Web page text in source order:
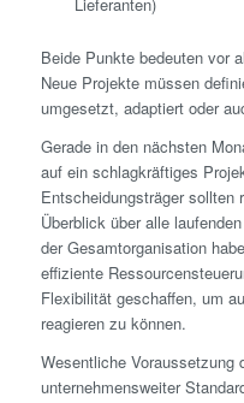
Beide Punkte bedeuten vor
Neue Projekte müssen
umgesetzt, adaptiert oder
Gerade in den nächsten
auf ein schlagkräftiges
Entscheidungsträger
Überblick über alle
der Gesamtorganisation
effiziente
Flexibilität geschaffen, um
reagieren zu können.
Wesentliche Voraussetzung
unternehmensweiter